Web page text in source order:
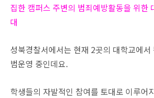
집한 캠퍼스 주변의 범죄예방활동을 위한
대
성북경찰서에서는 현재 2곳의 대학교에서
범운영 중인데요.
학생들의 자발적인 참여를 토대로 이루어